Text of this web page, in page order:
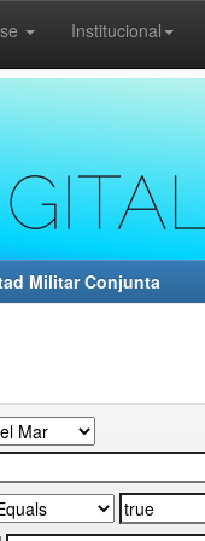
Institucional
Militar Conjunta